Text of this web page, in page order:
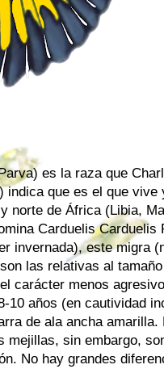
es la raza que
indica que es el que
norte de África (Libia,
Carduelis
invernada), este migra
las relativas al
carácter menos
10 años (en cautividad
de ala ancha
mejillas, sin embargo,
No hay grandes